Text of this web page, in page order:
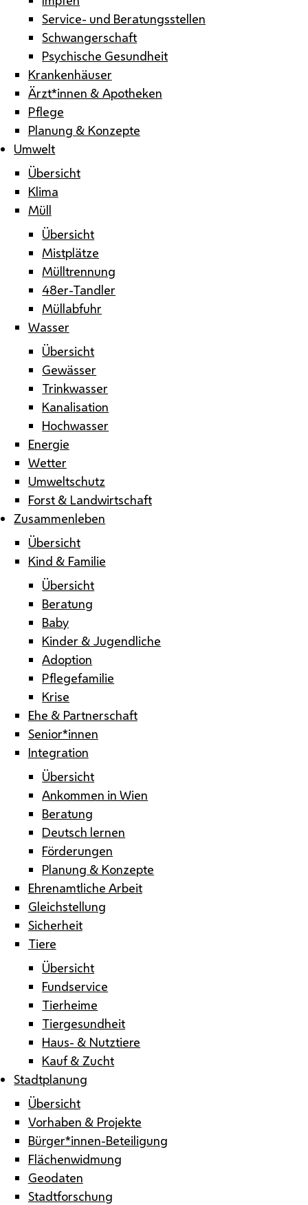
Service- und Beratungsstellen
Schwangerschaft
Psychische Gesundheit
Krankenhäuser
Ärzt*innen & Apotheken
Pflege
Planung & Konzepte
Umwelt
Übersicht
Klima
Müll
Übersicht
Mistplätze
Mülltrennung
48er-Tandler
Müllabfuhr
Wasser
Übersicht
Gewässer
Trinkwasser
Kanalisation
Hochwasser
Energie
Wetter
Umweltschutz
Forst & Landwirtschaft
Zusammenleben
Übersicht
Kind & Familie
Übersicht
Beratung
Baby
Kinder & Jugendliche
Adoption
Pflegefamilie
Krise
Ehe & Partnerschaft
Senior*innen
Integration
Übersicht
Ankommen in Wien
Beratung
Deutsch lernen
Förderungen
Planung & Konzepte
Ehrenamtliche Arbeit
Gleichstellung
Sicherheit
Tiere
Übersicht
Fundservice
Tierheime
Tiergesundheit
Haus- & Nutztiere
Kauf & Zucht
Stadtplanung
Übersicht
Vorhaben & Projekte
Bürger*innen-Beteiligung
Flächenwidmung
Geodaten
Stadtforschung